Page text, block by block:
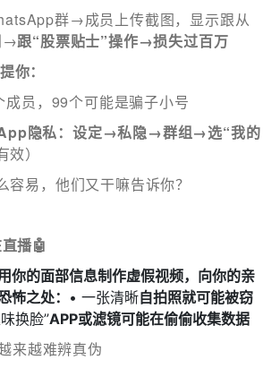
群→成员上传截图，显示跟从
→跟“股票贴士”操作→损失过百万
你：
员，99个可能是骗子小号
隐私：设定→私隐→群组→选“我的
效）
易，他们又干嘛告诉你？
播🤖
你的面部信息制作虚假视频，向你的亲
怖之处： • 一张清晰自拍照就可能被窃
换脸”APP或滤镜可能在偷偷收集数据
来越难辨真伪